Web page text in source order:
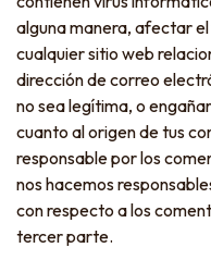
alguna manera, afectar
cualquier sitio web
dirección de correo
no sea legítima, o
cuanto al origen de tus
responsable por los
nos hacemos
con respecto a los
tercer parte.